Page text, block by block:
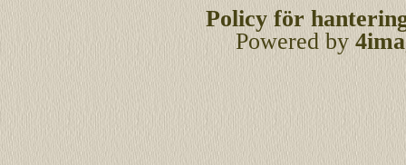
Policy för
Powered by